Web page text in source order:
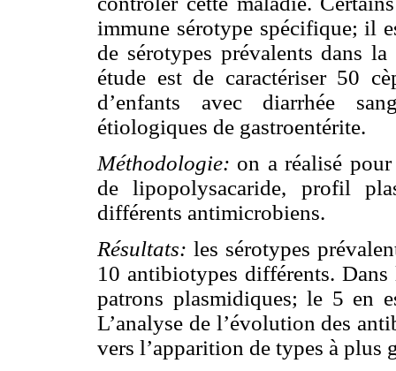
immune sérotype spécifique; il
de sérotypes prévalents dans
étude est de caractériser 50
d’enfants avec diarrhée
étiologiques de gastroentérite.
Méthodologie: on a réalisé
de lipopolysacaride, profil
différents antimicrobiens.
Résultats: les sérotypes
10 antibiotypes différents.
patrons plasmidiques; le 5 en
L’analyse de l’évolution des
vers l’apparition de types à plus